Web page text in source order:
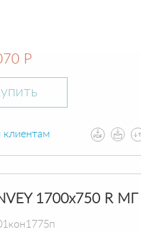
Р
1700х750 R МГ